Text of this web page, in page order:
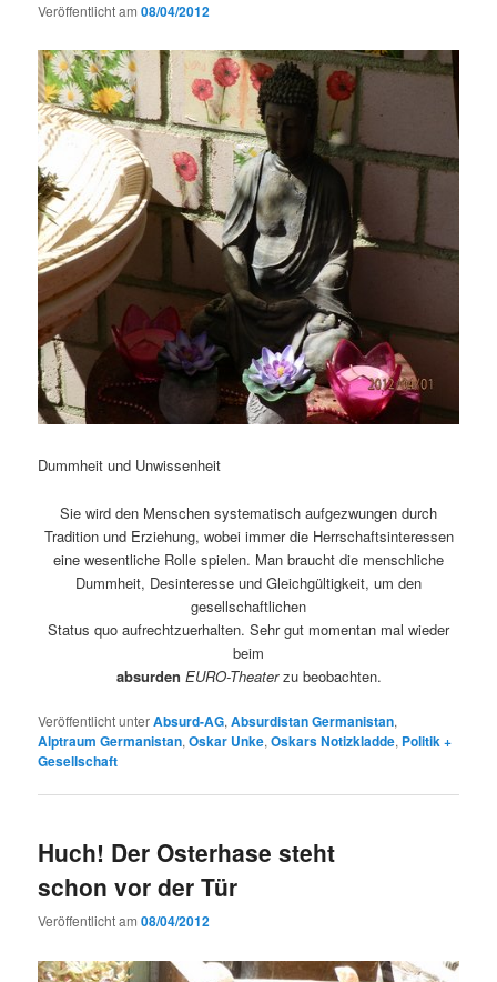
Veröffentlicht am08/04/2012
Dummheit und Unwissenheit
Sie wird den Menschen systematisch aufgezwungen durch
Tradition und Erziehung, wobei immer die Herrschaftsinteressen
eine wesentliche Rolle spielen. Man braucht die menschliche
Dummheit, Desinteresse und Gleichgültigkeit, um den
gesellschaftlichen
Status quo aufrechtzuerhalten. Sehr gut momentan mal wieder
beim
absurden EURO-Theaterzu beobachten.
Veröffentlicht unterAbsurd-AG,Absurdistan Germanistan,
Alptraum Germanistan,Oskar Unke,Oskars Notizkladde, Politik +
Gesellschaft
Huch! Der Osterhase steht
schon vor der Tür
Veröffentlicht am08/04/2012